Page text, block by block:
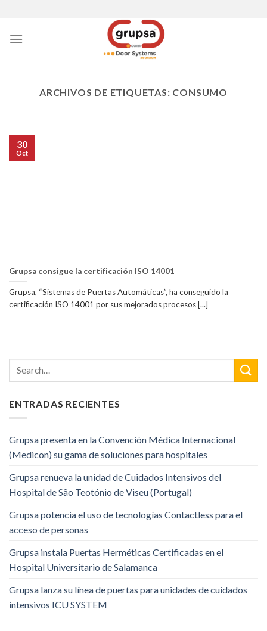
content
ARCHIVOS DE ETIQUETAS: CONSUMO
ENTRADAS RECIENTES
Grupsa presenta en la Convención Médica Internacional
(Medicon) su gama de soluciones para hospitales
Grupsa renueva la unidad de Cuidados Intensivos del
Hospital de São Teotónio de Viseu (Portugal)
Grupsa potencia el uso de tecnologías Contactless para el
acceso de personas
Grupsa instala Puertas Herméticas Certificadas en el
Hospital Universitario de Salamanca
Grupsa lanza su línea de puertas para unidades de cuidados
intensivos ICU SYSTEM
Grupsa consigue la certificación ISO 14001
Grupsa, “Sistemas de Puertas Automáticas”, ha conseguido la
certificación ISO 14001 por sus mejorados procesos [...]
30
Oct